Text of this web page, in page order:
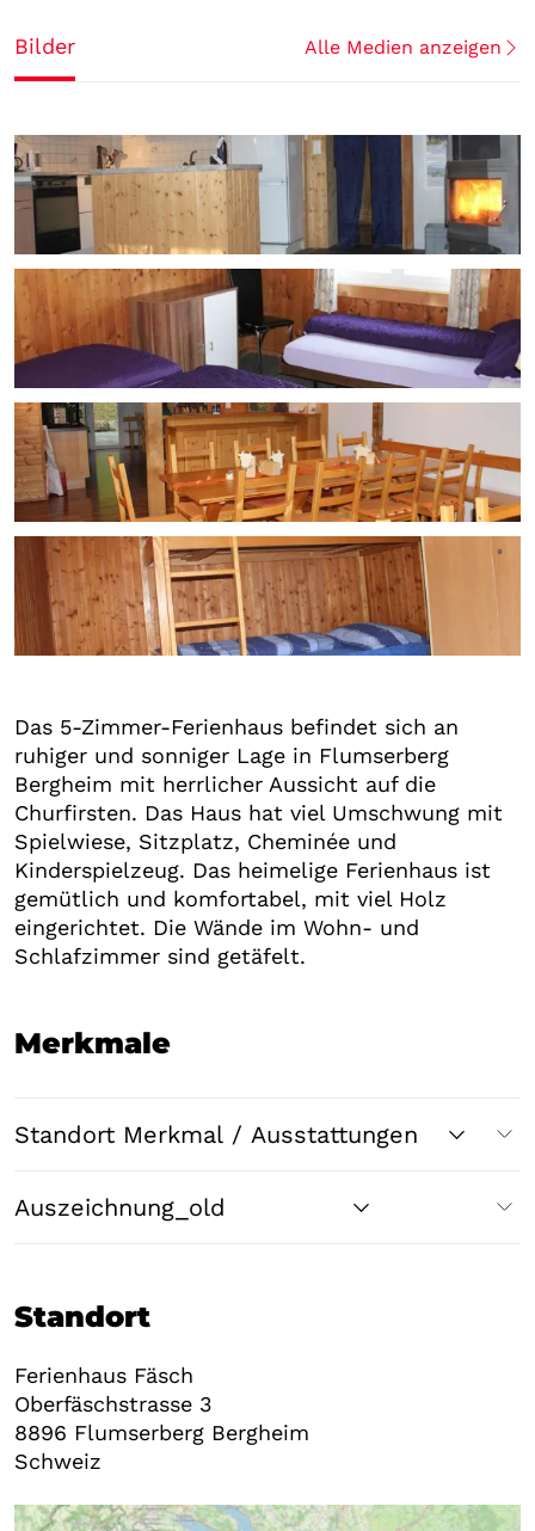
Bilder Alle Medien anzeigen
Das 5-Zimmer-Ferienhaus befindet sich an
ruhiger und sonniger Lage in Flumserberg
Bergheim mit herrlicher Aussicht auf die
Churfirsten. Das Haus hat viel Umschwung mit
Spielwiese, Sitzplatz, Cheminée und
Kinderspielzeug. Das heimelige Ferienhaus ist
gemütlich und komfortabel, mit viel Holz
eingerichtet. Die Wände im Wohn- und
Schlafzimmer sind getäfelt.
Merkmale
Standort Merkmal / Ausstattungen
Auszeichnung_old
Standort
Ferienhaus Fäsch
Oberfäschstrasse 3
8896 Flumserberg Bergheim
Schweiz